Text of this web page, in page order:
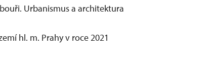
Urbanismus a architektura
hl. m. Prahy v roce 2021